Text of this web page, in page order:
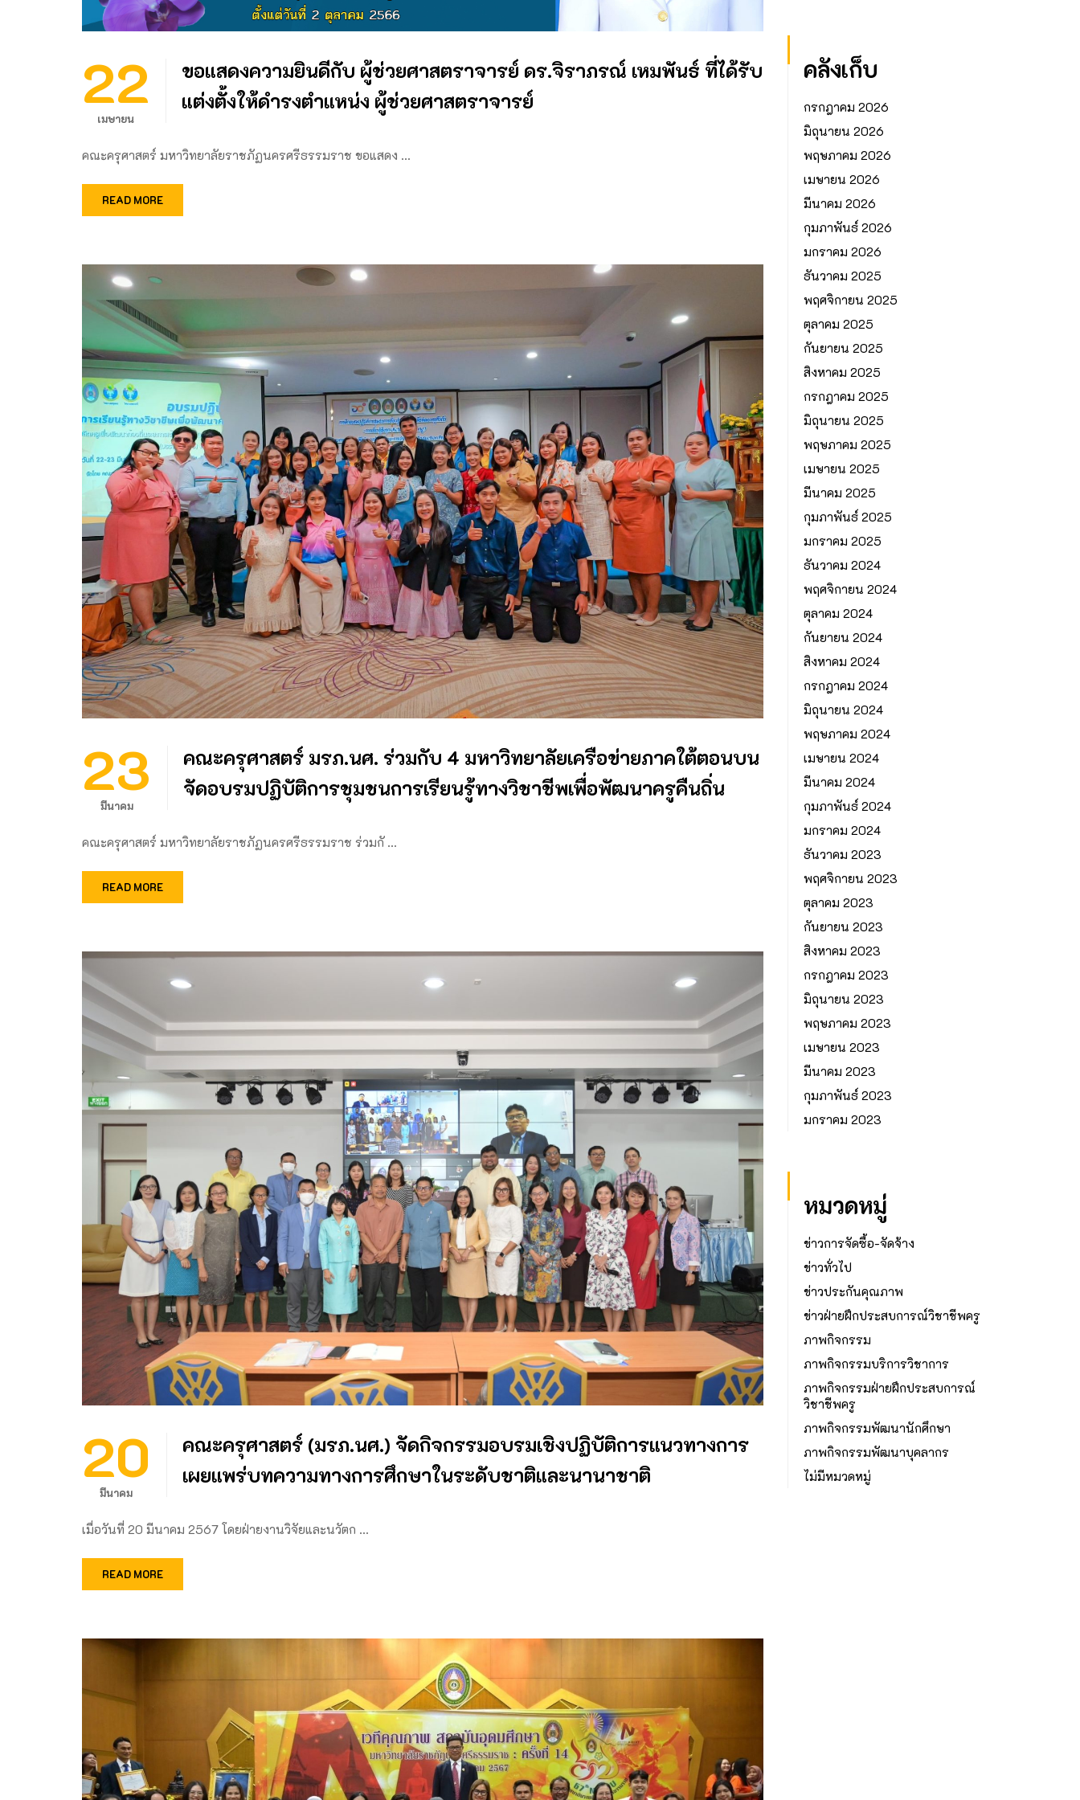
22
เมษายน
ขอแสดงความยินดีกับ ผู้ช่วยศาสตราจารย์ ดร.จิราภรณ์ เหมพันธ์ ที่ได้รับ
แต่งตั้งให้ดำรงตำแหน่ง ผู้ช่วยศาสตราจารย์
คณะครุศาสตร์ มหาวิทยาลัยราชภัฏนครศรีธรรมราช ขอแสดง …
READ MORE
23
มีนาคม
คณะครุศาสตร์ มรภ.นศ. ร่วมกับ 4 มหาวิทยาลัยเครือข่ายภาคใต้ตอนบน
จัดอบรมปฏิบัติการชุมชนการเรียนรู้ทางวิชาชีพเพื่อพัฒนาครูคืนถิ่น
คณะครุศาสตร์ มหาวิทยาลัยราชภัฏนครศรีธรรมราช ร่วมกั …
READ MORE
20
มีนาคม
คณะครุศาสตร์ (มรภ.นศ.) จัดกิจกรรมอบรมเชิงปฏิบัติการแนวทางการ
เผยแพร่บทความทางการศึกษาในระดับชาติและนานาชาติ
เมื่อวันที่ 20 มีนาคม 2567 โดยฝ่ายงานวิจัยและนวัตก …
READ MORE
คลังเก็บ
กรกฎาคม 2026
มิถุนายน 2026
พฤษภาคม 2026
เมษายน 2026
มีนาคม 2026
กุมภาพันธ์ 2026
มกราคม 2026
ธันวาคม 2025
พฤศจิกายน 2025
ตุลาคม 2025
กันยายน 2025
สิงหาคม 2025
กรกฎาคม 2025
มิถุนายน 2025
พฤษภาคม 2025
เมษายน 2025
มีนาคม 2025
กุมภาพันธ์ 2025
มกราคม 2025
ธันวาคม 2024
พฤศจิกายน 2024
ตุลาคม 2024
กันยายน 2024
สิงหาคม 2024
กรกฎาคม 2024
มิถุนายน 2024
พฤษภาคม 2024
เมษายน 2024
มีนาคม 2024
กุมภาพันธ์ 2024
มกราคม 2024
ธันวาคม 2023
พฤศจิกายน 2023
ตุลาคม 2023
กันยายน 2023
สิงหาคม 2023
กรกฎาคม 2023
มิถุนายน 2023
พฤษภาคม 2023
เมษายน 2023
มีนาคม 2023
กุมภาพันธ์ 2023
มกราคม 2023
หมวดหมู่
ข่าวการจัดซื้อ-จัดจ้าง
ข่าวทั่วไป
ข่าวประกันคุณภาพ
ข่าวฝ่ายฝึกประสบการณ์วิชาชีพครู
ภาพกิจกรรม
ภาพกิจกรรมบริการวิชาการ
ภาพกิจกรรมฝ่ายฝึกประสบการณ์
วิชาชีพครู
ภาพกิจกรรมพัฒนานักศึกษา
ภาพกิจกรรมพัฒนาบุคลากร
ไม่มีหมวดหมู่